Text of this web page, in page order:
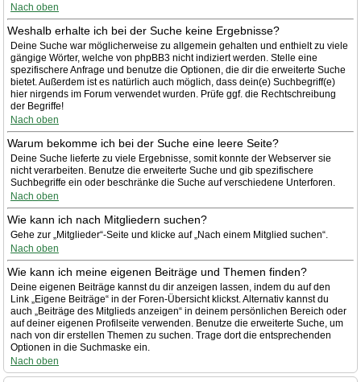
Nach oben
Weshalb erhalte ich bei der Suche keine Ergebnisse?
Deine Suche war möglicherweise zu allgemein gehalten und enthielt zu viele
gängige Wörter, welche von phpBB3 nicht indiziert werden. Stelle eine
spezifischere Anfrage und benutze die Optionen, die dir die erweiterte Suche
bietet. Außerdem ist es natürlich auch möglich, dass dein(e) Suchbegriff(e)
hier nirgends im Forum verwendet wurden. Prüfe ggf. die Rechtschreibung
der Begriffe!
Nach oben
Warum bekomme ich bei der Suche eine leere Seite?
Deine Suche lieferte zu viele Ergebnisse, somit konnte der Webserver sie
nicht verarbeiten. Benutze die erweiterte Suche und gib spezifischere
Suchbegriffe ein oder beschränke die Suche auf verschiedene Unterforen.
Nach oben
Wie kann ich nach Mitgliedern suchen?
Gehe zur „Mitglieder“-Seite und klicke auf „Nach einem Mitglied suchen“.
Nach oben
Wie kann ich meine eigenen Beiträge und Themen finden?
Deine eigenen Beiträge kannst du dir anzeigen lassen, indem du auf den
Link „Eigene Beiträge“ in der Foren-Übersicht klickst. Alternativ kannst du
auch „Beiträge des Mitglieds anzeigen“ in deinem persönlichen Bereich oder
auf deiner eigenen Profilseite verwenden. Benutze die erweiterte Suche, um
nach von dir erstellen Themen zu suchen. Trage dort die entsprechenden
Optionen in die Suchmaske ein.
Nach oben